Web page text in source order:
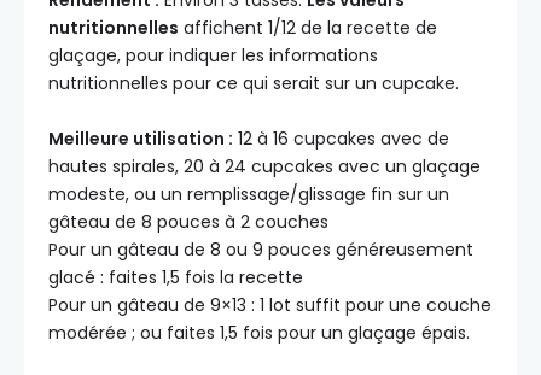
nutritionnelles affichent 1/12 de la recette de
glaçage, pour indiquer les informations
nutritionnelles pour ce qui serait sur un cupcake.
Meilleure utilisation : 12 à 16 cupcakes avec de
hautes spirales, 20 à 24 cupcakes avec un glaçage
modeste, ou un remplissage/glissage fin sur un
gâteau de 8 pouces à 2 couches
Pour un gâteau de 8 ou 9 pouces généreusement
glacé : faites 1,5 fois la recette
Pour un gâteau de 9×13 : 1 lot suffit pour une couche
modérée ; ou faites 1,5 fois pour un glaçage épais.